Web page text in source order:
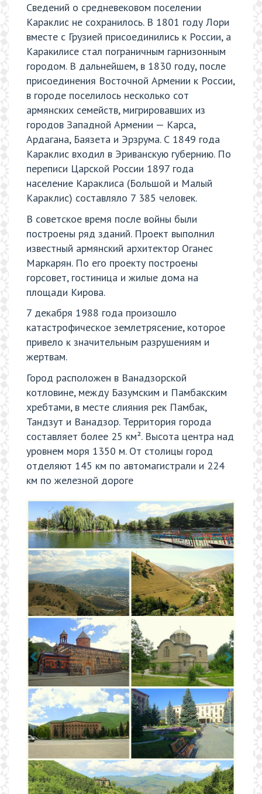
Сведений о средневековом поселении
Караклис не сохранилось. В 1801 году Лори
вместе с Грузией присоединились к России, а
Каракилисе стал пограничным гарнизонным
городом. В дальнейшем, в 1830 году, после
присоединения Восточной Армении к России,
в городе поселилось несколько сот
армянских семейств, мигрировавших из
городов Западной Армении — Карса,
Ардагана, Баязета и Эрзрума. С 1849 года
Караклис входил в Эриванскую губернию. По
переписи Царской России 1897 года
население Караклиса (Большой и Малый
Караклис) составляло 7 385 человек.
В советское время после войны были
построены ряд зданий. Проект выполнил
известный армянский архитектор Оганес
Маркарян. По его проекту построены
горсовет, гостиница и жилые дома на
площади Кирова.
7 декабря 1988 года произошло
катастрофическое землетрясение, которое
привело к значительным разрушениям и
жертвам.
Город расположен в Ванадзорской
котловине, между Базумским и Памбакским
хребтами, в месте слияния рек Памбак,
Тандзут и Ванадзор. Территория города
составляет более 25 км². Высота центра над
уровнем моря 1350 м. От столицы город
отделяют 145 км по автомагистрали и 224
км по железной дороге